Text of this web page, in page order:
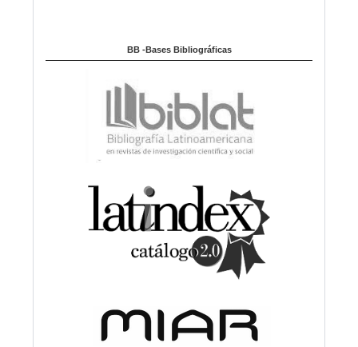
BB -Bases Bibliográficas